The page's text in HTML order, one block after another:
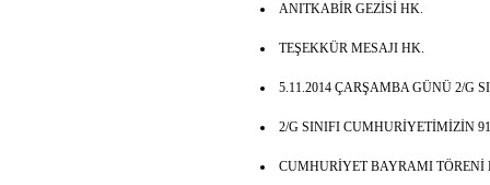
ANITKABİR GEZİSİ HK.
TEŞEKKÜR MESAJI HK.
5.11.2014 ÇARŞAMBA GÜNÜ 2/G
2/G SINIFI CUMHURİYETİMİZİN
CUMHURİYET BAYRAMI TÖRENİ